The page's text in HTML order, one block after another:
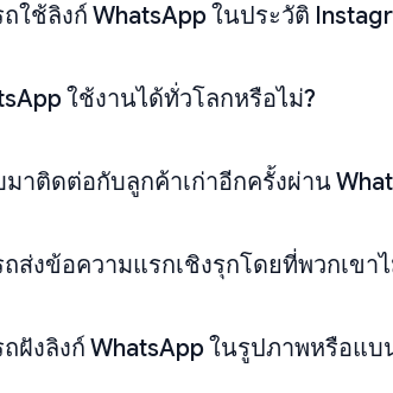
ใช้ลิงก์ WhatsApp ในประวัติ
ใช้งานได้ทั่วโลกหรือไม่?
าติดต่อกับลูกค้าเก่าอีกครั้งผ่าน
ส่งข้อความแรกเชิงรุกโดยที่พวกเข
ฝังลิงก์ WhatsApp ในรูปภาพหรือแบ